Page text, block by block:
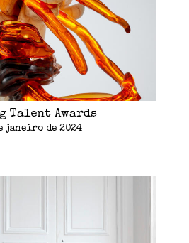
Talent Awards
janeiro de 2024